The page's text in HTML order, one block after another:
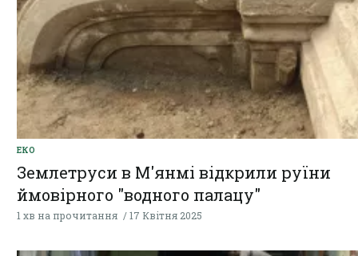
ЕКО
Землетруси в М'янмі відкрили руїни
ймовірного "водного палацу"
1 хв на прочитання 17 Квітня 2025